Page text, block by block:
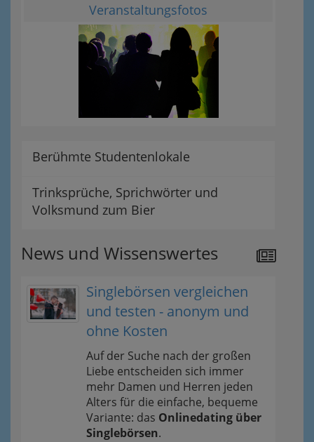
Veranstaltungsfotos
Berühmte Studentenlokale
Trinksprüche, Sprichwörter und
Volksmund zum Bier
News und Wissenswertes
Singlebörsen vergleichen
und testen - anonym und
ohne Kosten
Auf der Suche nach der großen
Liebe entscheiden sich immer
mehr Damen und Herren jeden
Alters für die einfache, bequeme
Variante: das Onlinedating über
Singlebörsen.